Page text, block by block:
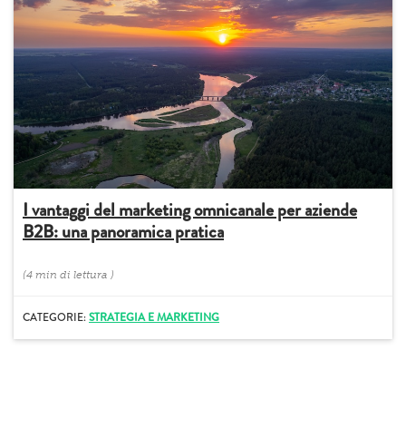
I vantaggi del marketing omnicanale per aziende
B2B: una panoramica pratica
(4 min di lettura )
CATEGORIE:STRATEGIA E MARKETING